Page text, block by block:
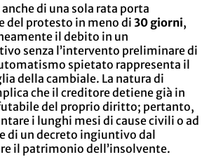
di una sola rata porta
del protesto in meno di 30 giorni,
il debito in un
senza l’intervento preliminare di
spietato rappresenta il
della cambiale. La natura di
che il creditore detiene già in
del proprio diritto; pertanto,
i lunghi mesi di cause civili o ad
di un decreto ingiuntivo dal
il patrimonio dell’insolvente.